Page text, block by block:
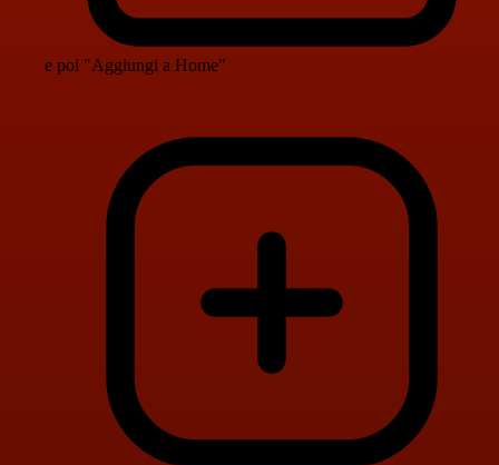
e poi "Aggiungi a Home"